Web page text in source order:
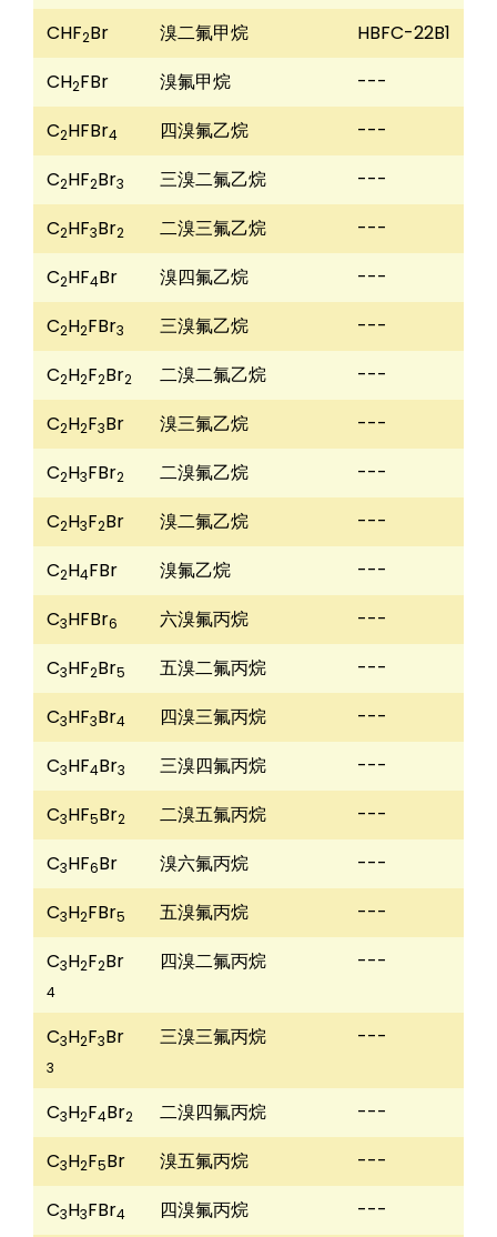
CHF2Br 溴二氟甲烷
HBFC-22B1
CH2FBr 溴氟甲烷
---
C2HFBr4 四溴氟乙烷
---
C2HF2Br3 三溴二氟乙烷
---
C2HF3Br2 二溴三氟乙烷
---
C2HF4Br 溴四氟乙烷
---
C2H2FBr3 三溴氟乙烷
---
C2H2F2Br2 二溴二氟乙烷
---
C2H2F3Br 溴三氟乙烷
---
C2H3FBr2 二溴氟乙烷
---
C2H3F2Br 溴二氟乙烷
---
C2H4FBr 溴氟乙烷
---
C3HFBr6 六溴氟丙烷
---
C3HF2Br5 五溴二氟丙烷
---
C3HF3Br4 四溴三氟丙烷
---
C3HF4Br3 三溴四氟丙烷
---
C3HF5Br2 二溴五氟丙烷
---
C3HF6Br 溴六氟丙烷
---
C3H2FBr5 五溴氟丙烷
---
C3H2F2Br
4
四溴二氟丙烷 ---
C3H2F3Br
3
三溴三氟丙烷 ---
C3H2F4Br2 二溴四氟丙烷
---
C3H2F5Br 溴五氟丙烷
---
C3H3FBr4 四溴氟丙烷
---